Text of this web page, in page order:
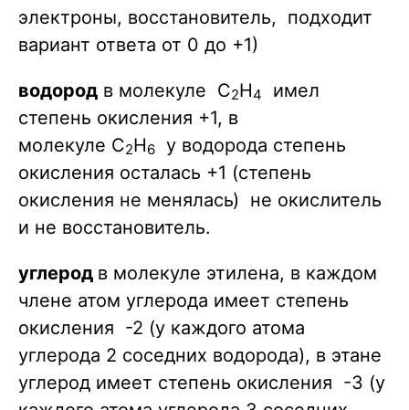
H^{+1}}
электроны, восстановитель, подходит
вариант ответа от 0 до +1)
водород в молекуле С2Н4
имел
степень окисления +1, в
молекуле С2Н6
у водорода степень
окисления осталась +1 (степень
окисления не менялась) не окислитель
и не восстановитель.
углерод в молекуле этилена, в каждом
члене атом углерода имеет степень
окисления -2 (у каждого атома
углерода 2 соседних водорода), в этане
углерод имеет степень окисления -3 (у